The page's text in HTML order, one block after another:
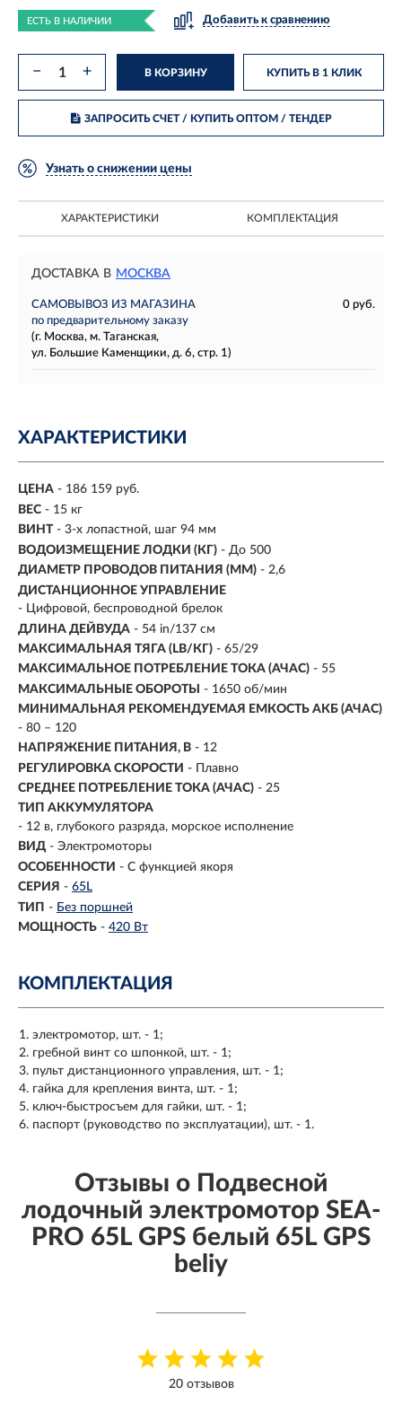
ЕСТЬ В НАЛИЧИИ Добавить к сравнению
− + В КОРЗИНУ КУПИТЬ В 1 КЛИК
ЗАПРОСИТЬ СЧЕТ / КУПИТЬ ОПТОМ/ ТЕНДЕР
Узнать о снижении цены
ХАРАКТЕРИСТИКИ КОМПЛЕКТАЦИЯ
ДОСТАВКА В МОСКВА
САМОВЫВОЗ ИЗ МАГАЗИНА
0 руб.
по предварительному заказу
(г. Москва, м. Таганская,
ул. Большие Каменщики, д. 6, стр. 1)
ХАРАКТЕРИСТИКИ
ЦЕНА - 186 159 руб.
ВЕС - 15 кг
ВИНТ - 3-х лопастной, шаг 94 мм
ВОДОИЗМЕЩЕНИЕ ЛОДКИ (КГ) - До 500
ДИАМЕТР ПРОВОДОВ ПИТАНИЯ (ММ) - 2,6
ДИСТАНЦИОННОЕ УПРАВЛЕНИЕ
- Цифровой, беспроводной брелок
ДЛИНА ДЕЙВУДА - 54 in/137 см
МАКСИМАЛЬНАЯ ТЯГА (LB/КГ) - 65/29
МАКСИМАЛЬНОЕ ПОТРЕБЛЕНИЕ ТОКА (АЧАС) - 55
МАКСИМАЛЬНЫЕ ОБОРОТЫ
- 1650 об/мин
МИНИМАЛЬНАЯ РЕКОМЕНДУЕМАЯ ЕМКОСТЬ АКБ (АЧАС)
- 80 – 120
НАПРЯЖЕНИЕ ПИТАНИЯ, В - 12
РЕГУЛИРОВКА СКОРОСТИ - Плавно
СРЕДНЕЕ ПОТРЕБЛЕНИЕ ТОКА (АЧАС) - 25
ТИП АККУМУЛЯТОРА
- 12 в, глубокого разряда, морское исполнение
ВИД - Электромоторы
ОСОБЕННОСТИ - С функцией якоря
СЕРИЯ - 65L
ТИП - Без поршней
МОЩНОСТЬ - 420 Вт
КОМПЛЕКТАЦИЯ
электромотор, шт. - 1;
гребной винт со шпонкой, шт. - 1;
пульт дистанционного управления, шт. - 1;
гайка для крепления винта, шт. - 1;
ключ-быстросъем для гайки, шт. - 1;
паспорт (руководство по эксплуатации), шт. - 1.
Отзывы о Подвесной
лодочный электромотор SEA-
PRO 65L GPS белый 65L GPS
beliy
20 отзывов